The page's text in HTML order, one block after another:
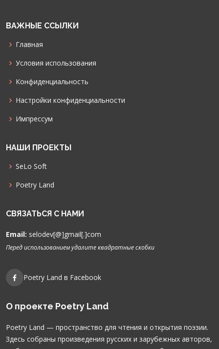
ВАЖНЫЕ ССЫЛКИ
Главная
Условия использования
Конфиденциальность
Настройки конфиденциальности
Импрессум
НАШИ ПРОЕКТЫ
SeLo Soft
Poetry Land
СВЯЗАТЬСЯ С НАМИ
Email: selodev[@]gmail[.]com
Перед использованием удалите квадратные скобки
Poetry Land в Facebook
О проекте Poetry Land
Poetry Land — пространство для чтения и открытия поэзии.
Здесь собраны произведения русских и зарубежных авторов,